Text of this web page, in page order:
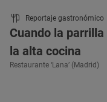
Reportaje gastronómico
Cuando la
la alta cocina
Restaurante ‘Lana’ (Madrid)